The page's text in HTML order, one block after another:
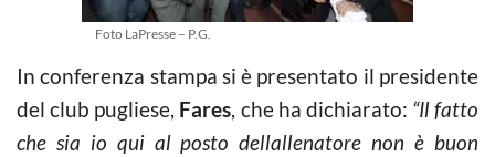
Foto LaPresse – P.G.
In conferenza stampa si è presentato il presidente
del club pugliese, Fares, che ha dichiarato: “Il fatto
che sia io qui al posto dellallenatore non è buon